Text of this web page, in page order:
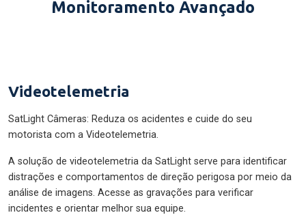
Monitoramento Avançado
Videotelemetria
SatLight Câmeras: Reduza os acidentes e cuide do seu
motorista com a Videotelemetria.
A solução de videotelemetria da SatLight serve para identificar
distrações e comportamentos de direção perigosa por meio da
análise de imagens. Acesse as gravações para verificar
incidentes e orientar melhor sua equipe.